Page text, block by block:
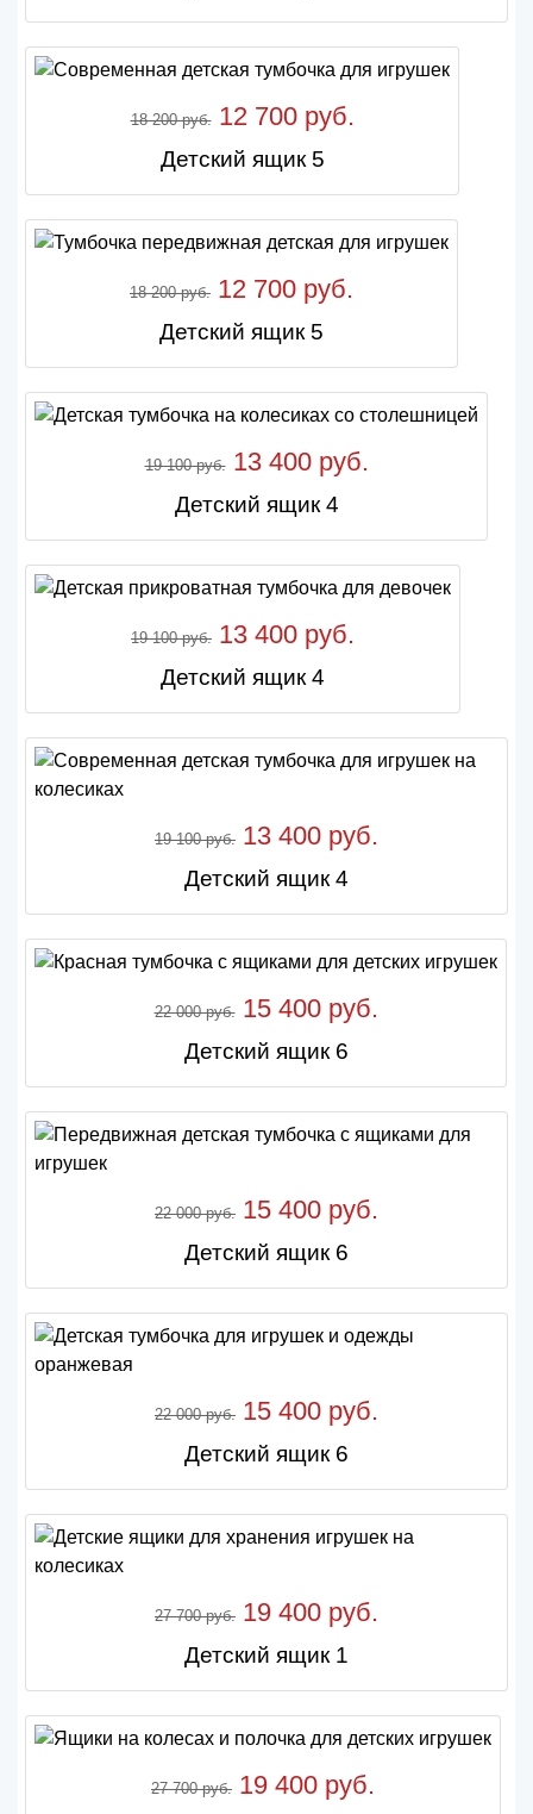
18 200 руб.12 700 руб.
Детский ящик 5
18 200 руб. 12 700 руб.
Детский ящик 5
19 100 руб.13 400 руб.
Детский ящик 4
19 100 руб. 13 400 руб.
Детский ящик 4
19 100 руб. 13 400 руб.
Детский ящик 4
22 000 руб.15 400 руб.
Детский ящик 6
22 000 руб. 15 400 руб.
Детский ящик 6
22 000 руб. 15 400 руб.
Детский ящик 6
27 700 руб. 19 400 руб.
Детский ящик 1
27 700 руб. 19 400 руб.